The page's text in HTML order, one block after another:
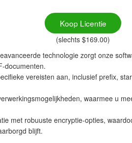
Koop Licentie
(slechts $169.00)
technologie zorgt onze
documenten.
vereisten aan, inclusief prefix,
waarmee u
met robuuste encryptie-opties,
blijft.